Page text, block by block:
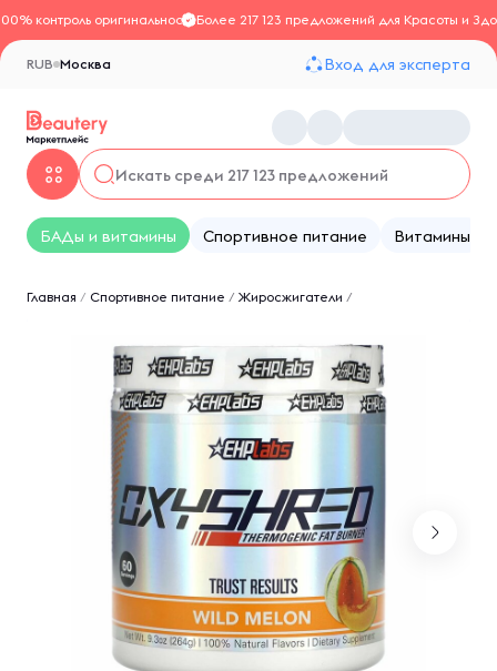
контроль оригинальностиБолее 217 123 предложений для Красоты и
Москва
RUB Вход для эксперта
БАДы и витамины Спортивное питание Витамины
Главная / Спортивное питание / Жиросжигатели /